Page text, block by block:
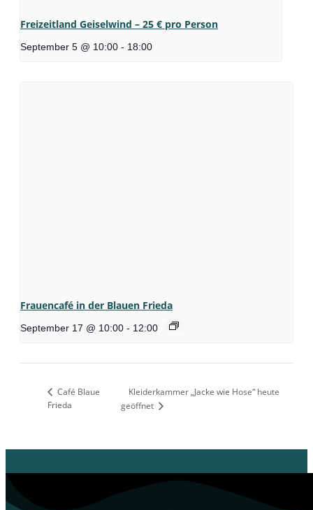
Freizeitland Geiselwind – 25 € pro Person
September 5 @ 10:00 - 18:00
Frauencafé in der Blauen Frieda
September 17 @ 10:00 - 12:00
Café Blaue
Frieda
Kleiderkammer „Jacke wie Hose“ heute
geöffnet